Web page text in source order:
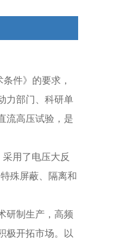
件》的要求，
力部门、科研单
流高压试验，是
用了电压大反
殊屏蔽、隔离和
研制生产，高频
极开拓市场。以